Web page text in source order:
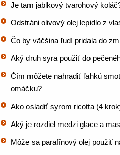
Je tam jablkový tvarohový
Odstráni olivový olej lepidlo z
Čo by väčšina ľudí pridala do
Aký druh syra použiť do
Čím môžete nahradiť ľahkú
omáčku?
Ako osladiť syrom ricotta (4
Aký je rozdiel medzi glace a
Môže sa parafínový olej použiť